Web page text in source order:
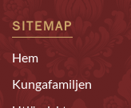
SITEMAP
Hem
Kungafamiljen